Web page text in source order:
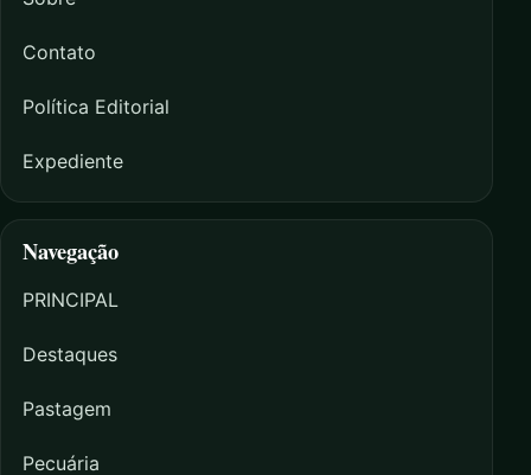
Contato
Política Editorial
Expediente
Navegação
PRINCIPAL
Destaques
Pastagem
Pecuária